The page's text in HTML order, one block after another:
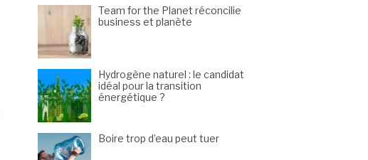
Team for the Planet réconcilie
business et planète
Hydrogène naturel : le candidat
idéal pour la transition
énergétique ?
Boire trop d’eau peut tuer